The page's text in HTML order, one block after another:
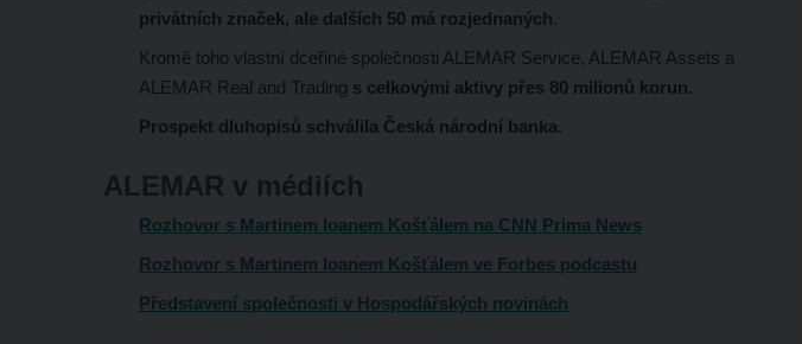
privátních značek, ale dalších 50 má rozjednaných.
Kromě toho vlastní dceřiné společnosti ALEMAR Service, ALEMAR Assets a
ALEMAR Real and Trading s celkovými aktivy přes 80 milionů korun.
Prospekt dluhopisů schválila Česká národní banka.
ALEMAR v médiích
Rozhovor s Martinem Ioanem Košťálem na CNN Prima News
Rozhovor s Martinem Ioanem Košťálem ve Forbes podcastu
Představení společnosti v Hospodářských novinách